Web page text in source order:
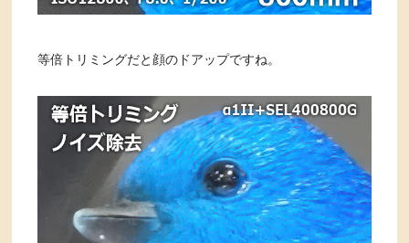
等倍トリミングだと顔のドアップですね。